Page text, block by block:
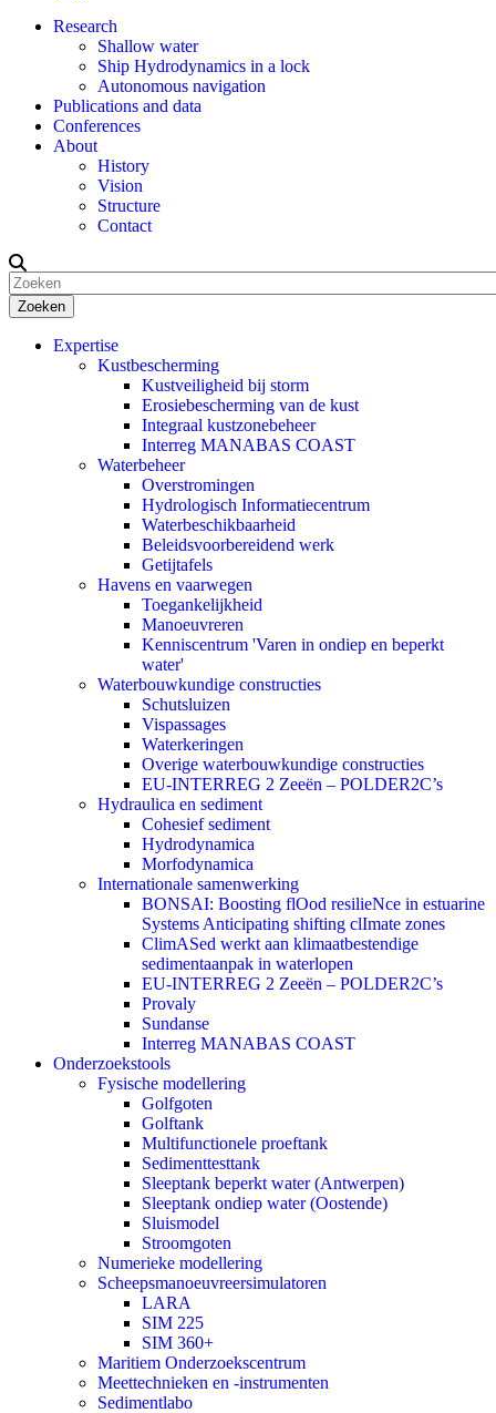
Research
Shallow water
Ship Hydrodynamics in a lock
Autonomous navigation
Publications and data
Conferences
About
History
Vision
Structure
Contact
Zoeken
Expertise
Kustbescherming
Kustveiligheid bij storm
Erosiebescherming van de kust
Integraal kustzonebeheer
Interreg MANABAS COAST
Waterbeheer
Overstromingen
Hydrologisch Informatiecentrum
Waterbeschikbaarheid
Beleidsvoorbereidend werk
Getijtafels
Havens en vaarwegen
Toegankelijkheid
Manoeuvreren
Kenniscentrum 'Varen in ondiep en beperkt
water'
Waterbouwkundige constructies
Schutsluizen
Vispassages
Waterkeringen
Overige waterbouwkundige constructies
EU-INTERREG 2 Zeeën – POLDER2C’s
Hydraulica en sediment
Cohesief sediment
Hydrodynamica
Morfodynamica
Internationale samenwerking
BONSAI: Boosting flOod resilieNce in estuarine
Systems Anticipating shifting clImate zones
ClimASed werkt aan klimaatbestendige
sedimentaanpak in waterlopen
EU-INTERREG 2 Zeeën – POLDER2C’s
Provaly
Sundanse
Interreg MANABAS COAST
Onderzoekstools
Fysische modellering
Golfgoten
Golftank
Multifunctionele proeftank
Sedimenttesttank
Sleeptank beperkt water (Antwerpen)
Sleeptank ondiep water (Oostende)
Sluismodel
Stroomgoten
Numerieke modellering
Scheepsmanoeuvreersimulatoren
LARA
SIM 225
SIM 360+
Maritiem Onderzoekscentrum
Meettechnieken en -instrumenten
Sedimentlabo